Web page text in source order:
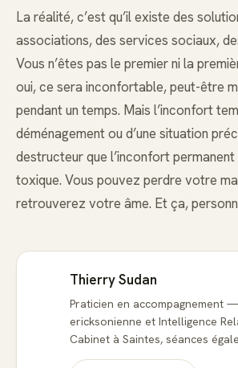
La réalité, c’est qu’il existe des
associations, des services sociaux,
Vous n’êtes pas le premier ni la
oui, ce sera inconfortable, peut-être
pendant un temps. Mais l’inconfort
déménagement ou d’une situation
destructeur que l’inconfort permanent
toxique. Vous pouvez perdre votre
retrouverez votre âme. Et ça,
Thierry Sudan
Praticien en accompagnement
ericksonienne et Intelligence
Cabinet à Saintes, séances